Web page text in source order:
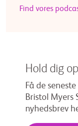
Find vores
Hold dig
Få de
Bristol Myers
nyhedsbrev